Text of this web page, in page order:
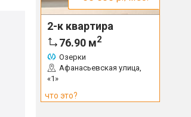
2-к квартира
76.90 м2
Озерки
Афанасьевская улица,
«1»
что это?